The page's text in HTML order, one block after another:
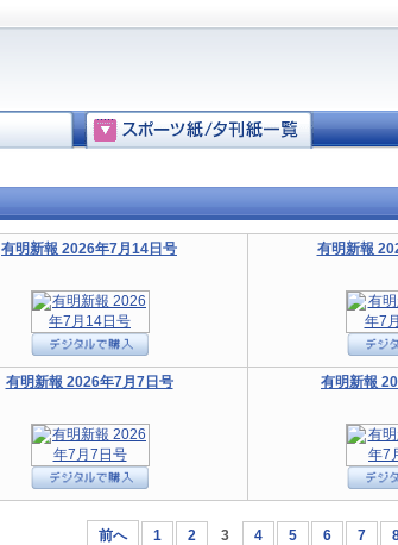
有明新報 2026年7月14日号 有明新報
有明新報 2026年7月7日号 有明新報
前へ 1 2 3 4 5 6 7